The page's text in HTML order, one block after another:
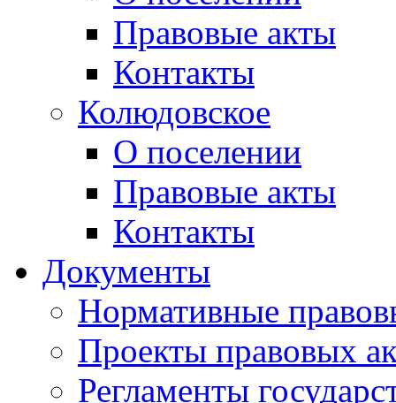
Правовые акты
Контакты
Колюдовское
О поселении
Правовые акты
Контакты
Документы
Нормативные
Проекты правовых
Регламенты